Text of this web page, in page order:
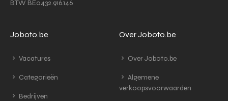
BTW BE0432.916.146
Joboto.be
Vacatures
Categorieën
Bedrijven
Over Joboto.be
Over Joboto.be
Algemene
verkoopsvoorwaarden